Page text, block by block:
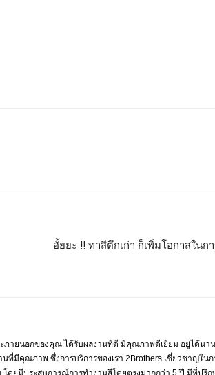
อั้ยยะ !! ทาสีตึกเก่า ก็เพิ่มโอกาสในก
ภายนอกของคุณ ได้รับผลงานที่ดี มีคุณภาพดีเยี่ยม อยู่ได้นา
นที่มีคุณภาพ ซึ่งการบริการของเรา 2Brothers เชี่ยวชาญในก
ดยมีประสบการณ์การทำงานสีโดยตรงมากกว่า 5 ปี มีที่ปรึก